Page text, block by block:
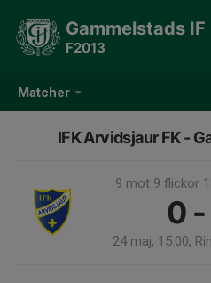
Matcher
Gammelstads IF
F2013
IFK Arvidsjaur FK -
9 mot 9 flickor
0
24 maj, 15:00,